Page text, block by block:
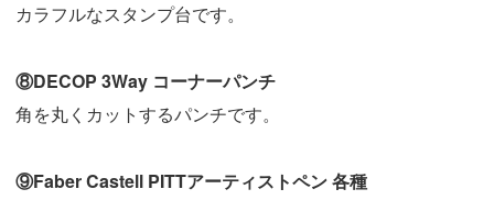
カラフルなスタンプ台です。
⑧DECOP 3Way コーナーパンチ
角を丸くカットするパンチです。
⑨Faber Castell PITTアーティストペン 各種